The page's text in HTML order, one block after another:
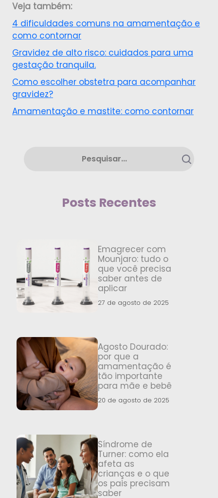
Veja também:
4 dificuldades comuns na amamentação e
como contornar
Gravidez de alto risco: cuidados para uma
gestação tranquila.
Como escolher obstetra para acompanhar
gravidez?
Amamentação e mastite: como contornar
Posts Recentes
Emagrecer com
Mounjaro: tudo o
que você precisa
saber antes de
aplicar
27 de agosto de 2025
Agosto Dourado:
por que a
amamentação é
tão importante
para mãe e bebê
20 de agosto de 2025
Síndrome de
Turner: como ela
afeta as
crianças e o que
os pais precisam
saber